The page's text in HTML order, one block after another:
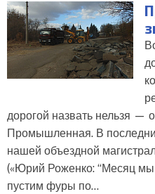
дорогой назвать нельзя —
Промышленная. В
нашей объездной
(«Юрий Роженко: “Месяц
пустим фуры по…